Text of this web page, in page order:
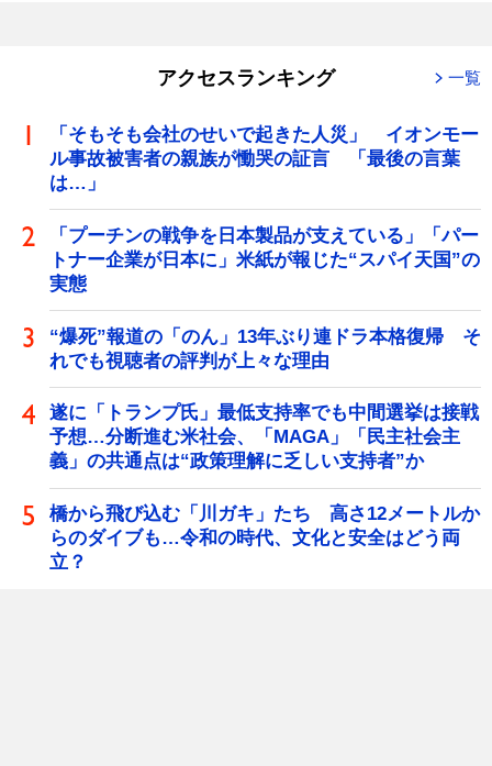
アクセスランキング 一覧
「そもそも会社のせいで起きた人災」 イオンモー
ル事故被害者の親族が慟哭の証言 「最後の言葉
は…」
「プーチンの戦争を日本製品が支えている」「パー
トナー企業が日本に」米紙が報じた“スパイ天国”の
実態
“爆死”報道の「のん」13年ぶり連ドラ本格復帰 そ
れでも視聴者の評判が上々な理由
遂に「トランプ氏」最低支持率でも中間選挙は接戦
予想…分断進む米社会、「MAGA」「民主社会主
義」の共通点は“政策理解に乏しい支持者”か
橋から飛び込む「川ガキ」たち 高さ12メートルか
らのダイブも…令和の時代、文化と安全はどう両
立？